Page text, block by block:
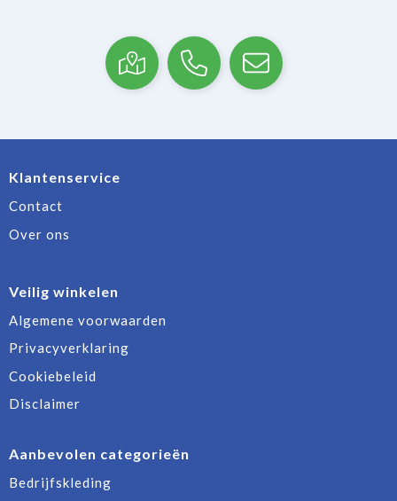
Klantenservice
Contact
Over ons
Veilig winkelen
Algemene voorwaarden
Privacyverklaring
Cookiebeleid
Disclaimer
Aanbevolen categorieën
Bedrijfskleding